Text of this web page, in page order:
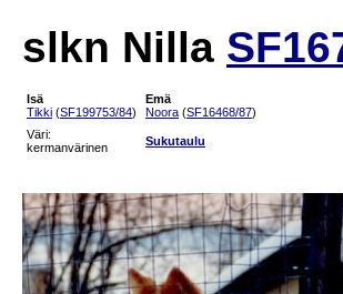
slkn Nilla
Isä
Tikki (SF199753/84)
Emä
Noora (SF16468/87)
Väri:
kermanvärinen
Sukutaulu